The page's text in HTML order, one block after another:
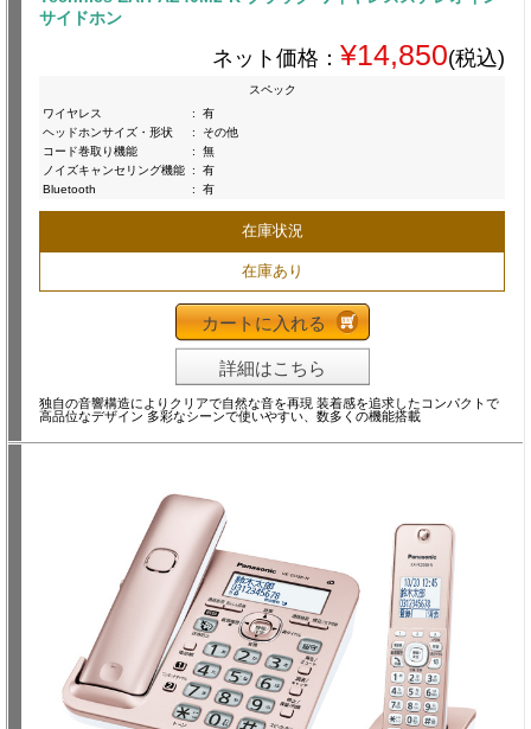
サイドホン
ネット価格： ¥14,850(税込)
スペック
ワイヤレス
:
有
ヘッドホンサイズ・形状
:
その他
コード巻取り機能
:
無
ノイズキャンセリング機能 :
有
Bluetooth
: 有
在庫状況
在庫あり
カートに入れる
詳細はこちら
独自の音響構造によりクリアで自然な音を再現 装着感を追求したコンパクトで
高品位なデザイン 多彩なシーンで使いやすい、数多くの機能搭載